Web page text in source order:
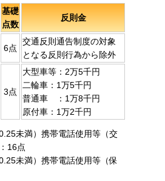
基礎
点数
反則金
6点
交通反則通告制度の対象
となる反則行為から除外
3点
大型車等：2万5千円
二輪車：1万5千円
普通車 ：1万8千円
原付車：1万2千円
未満）携帯電話使用等（交
16点
未満）携帯電話使用等（保